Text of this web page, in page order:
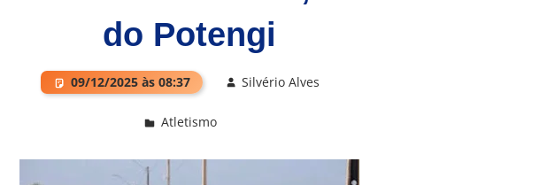
do Potengi
09/12/2025 às 08:37